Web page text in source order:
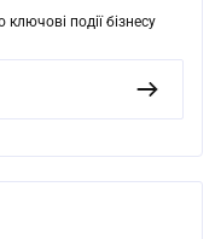
події бізнесу